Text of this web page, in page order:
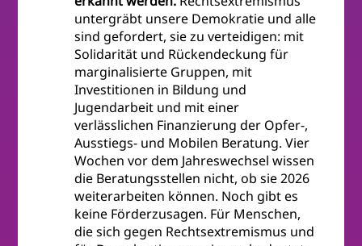
untergräbt unsere Demokratie und alle
sind gefordert, sie zu verteidigen: mit
Solidarität und Rückendeckung für
marginalisierte Gruppen, mit
Investitionen in Bildung und
Jugendarbeit und mit einer
verlässlichen Finanzierung der Opfer-,
Ausstiegs- und Mobilen Beratung. Vier
Wochen vor dem Jahreswechsel wissen
die Beratungsstellen nicht, ob sie 2026
weiterarbeiten können. Noch gibt es
keine Förderzusagen. Für Menschen,
die sich gegen Rechtsextremismus und